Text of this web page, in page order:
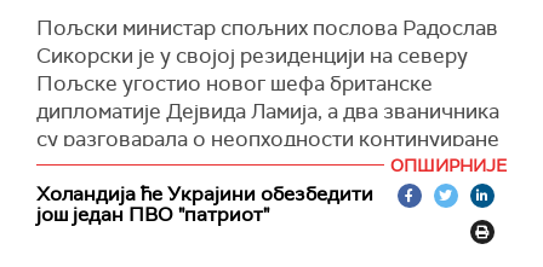
сарадње", рекао је украјински председник
Володимир Зеленски.
Навео је да су разговарали и о јачању ПВО,
што је, какао каже, апсолутни приоритет и
захвалио се на спремности да предузму
следеће кораке, посебно у вези са Ф-16.
Нови министар одбране Велике Британије
Пољски министар спољних послова Радослав
Сикорски је у својој резиденцији на северу
Пољске угостио новог шефа британске
дипломатије Дејвида Ламија, а два званичника
су разговарала о неопходности континуиране
подршке Украјини у рату против Русије.
Сикорски је најавио споразум о билатералној
безбедносној сарадњи између Пољске и
ОПШИРНИЈЕ
Холандија ће Украјини обезбедити
још један ПВО "патриот"